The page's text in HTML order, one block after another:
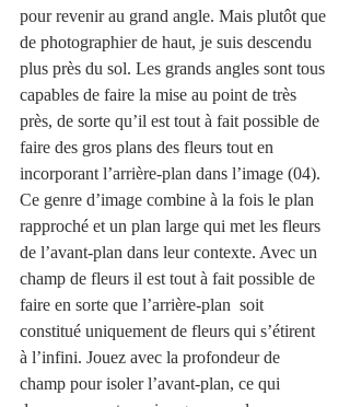
pour revenir au grand angle. Mais plutôt que
de photographier de haut, je suis descendu
plus près du sol. Les grands angles sont tous
capables de faire la mise au point de très
près, de sorte qu’il est tout à fait possible de
faire des gros plans des fleurs tout en
incorporant l’arrière-plan dans l’image (04).
Ce genre d’image combine à la fois le plan
rapproché et un plan large qui met les fleurs
de l’avant-plan dans leur contexte. Avec un
champ de fleurs il est tout à fait possible de
faire en sorte que l’arrière-plan  soit
constitué uniquement de fleurs qui s’étirent
à l’infini. Jouez avec la profondeur de
champ pour isoler l’avant-plan, ce qui